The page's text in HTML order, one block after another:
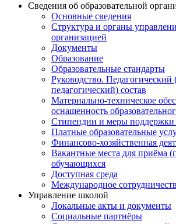
Сведения об образовательной
Основные сведения
Структура и органы
организацией
Документы
Образование
Образовательные стандарты
Руководство. Педагогический
педагогический) состав
Материально-техническое
оснащенность
Стипендии и меры
Платные образовательные
Финансово-хозяйственная
Вакантные места для приёма
обучающихся
Доступная среда
Международное
Управление школой
Локальные акты и документы
Социальные партнёры